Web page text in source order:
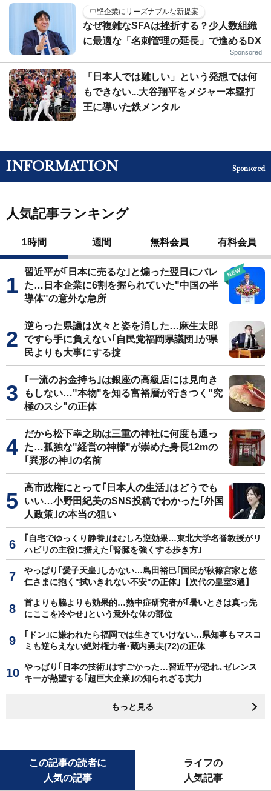
中堅企業にリーズナブルな新提案
なぜ複雑なSFAは挫折する？少人数組織
に最適な「名刺管理の延長」で進めるDX
Sponsored
「日本人では難しい」という発想では何
もできない...大谷翔平をメジャー本塁打
王に導いた鉄メンタル
INFORMATION Sponsored
人気記事ランキング
1時間 週間 無料会員 有料会員
習近平が｢日本に売るな｣と煽った翌日にバレ
た…日本企業に6割を握られていた"中国の半
導体"の意外な急所
逆らった県議は次々と姿を消した…麻生太郎
ですら手に負えない｢自民党福岡県議団｣が県
民よりも大事にする掟
｢一流のお金持ち｣は銀座の高級店には見向き
もしない…"本物"を知る富裕層が行きつく"究
極のスシ"の正体
だから松下幸之助は三重の神社に何度も通っ
た…孤独な"経営の神様"が崇めた身長12mの
｢異形の神｣の名前
高市政権にとって｢日本人の生活｣はどうでも
いい…小野田紀美のSNS投稿でわかった｢外国
人政策｣の本当の狙い
｢自宅でゆっくり静養｣はむしろ逆効果…東北大学名誉教授がリ
ハビリの主役に据えた｢腎臓を強くする歩き方｣
やっぱり｢愛子天皇｣しかない…島田裕巳｢国民が秋篠宮家と悠
仁さまに抱く"拭いきれない不安"の正体｣【次代の皇室3選】
首よりも脇よりも効果的…熱中症研究者が｢暑いときは真っ先
にここを冷やせ｣という意外な体の部位
｢ドン｣に嫌われたら福岡では生きていけない…県知事もマスコ
ミも逆らえない絶対権力者･藏内勇夫(72)の正体
やっぱり｢日本の技術｣はすごかった…習近平が恐れ､ゼレンス
キーが熱望する｢超巨大企業｣の知られざる実力
もっと見る
この記事の読者に
人気の記事
ライフの
人気記事